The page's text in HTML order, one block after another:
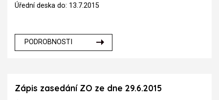
Úřední deska do: 13.7.2015
PODROBNOSTI
Zápis zasedání ZO ze dne 29.6.2015